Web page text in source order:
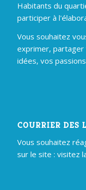
Habitants du
participer à
Vous souhaitez
exprimer, partager
idées, vos
COURRIER DES
Vous souhaitez
sur le site : visitez